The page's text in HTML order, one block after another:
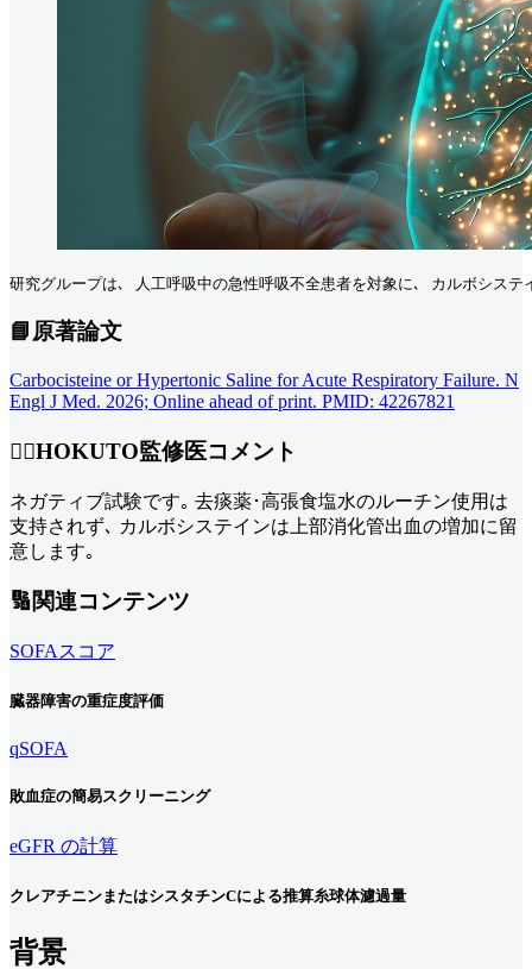
研究グループは､ 人工呼吸中の急性呼吸不全患者を対象に､ カルボシス
📘原著論文
Carbocisteine or Hypertonic Saline for Acute Respiratory Failure. N
Engl J Med. 2026; Online ahead of print. PMID: 42267821
👨‍⚕️HOKUTO監修医コメント
ネガティブ試験です｡ 去痰薬･高張食塩水のルーチン使用は
支持されず､ カルボシステインは上部消化管出血の増加に留
意します｡
🔢関連コンテンツ
SOFAスコア
臓器障害の重症度評価
qSOFA
敗血症の簡易スクリーニング
eGFR の計算
クレアチニンまたはシスタチンCによる推算糸球体濾過量
背景